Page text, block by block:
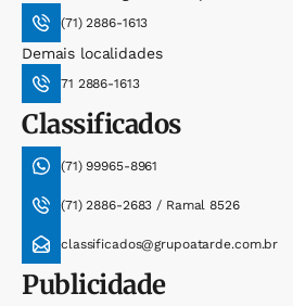
(71) 2886-1613
Demais localidades
71 2886-1613
Classificados
(71) 99965-8961
(71) 2886-2683 / Ramal 8526
classificados@grupoatarde.com.br
Publicidade